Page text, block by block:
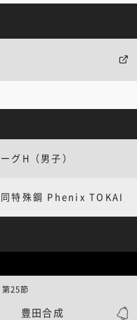
グH（男子）
特殊鋼 Phenix TOKAI
豊田合成
25節